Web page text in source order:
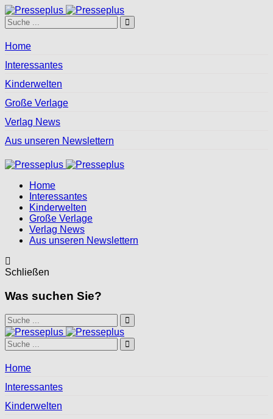
Home
Interessantes
Kinderwelten
Große Verlage
Verlag News
Aus unseren Newslettern
Home
Interessantes
Kinderwelten
Große Verlage
Verlag News
Aus unseren Newslettern
Schließen
Was suchen Sie?
Home
Interessantes
Kinderwelten